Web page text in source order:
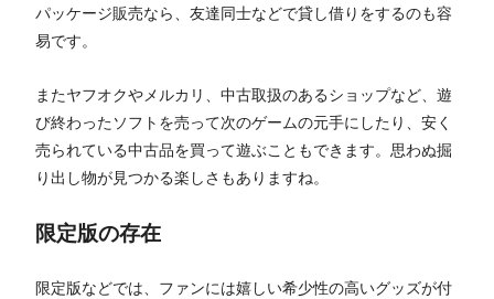
パッケージ販売なら、友達同士などで貸し借りをするのも容
易です。
またヤフオクやメルカリ、中古取扱のあるショップなど、遊
び終わったソフトを売って次のゲームの元手にしたり、安く
売られている中古品を買って遊ぶこともできます。思わぬ掘
り出し物が見つかる楽しさもありますね。
限定版の存在
限定版などでは、ファンには嬉しい希少性の高いグッズが付